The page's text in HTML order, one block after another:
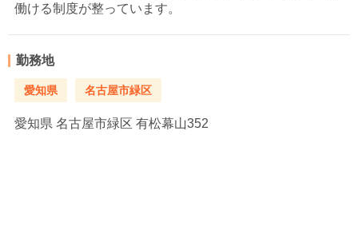
働ける制度が整っています。
勤務地
愛知県 名古屋市緑区
愛知県 名古屋市緑区 有松幕山352